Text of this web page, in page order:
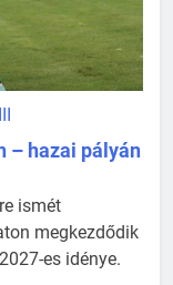
– hazai pályán
ismét
megkezdődik
es idénye.